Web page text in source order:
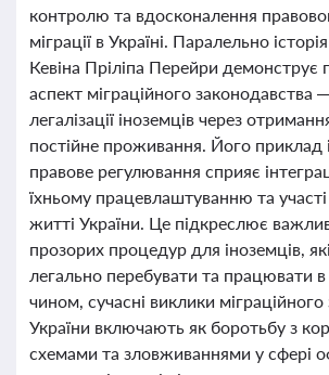
контролю та вдосконалення
міграції в Україні. Паралельно
Кевіна Пріліпа Перейри демонструє
аспект міграційного законодавства
легалізації іноземців через
постійне проживання. Його приклад
правове регулювання сприяє
їхньому працевлаштуванню та
житті України. Це підкреслює
прозорих процедур для іноземців,
легально перебувати та працювати в
чином, сучасні виклики
України включають як боротьбу з
схемами та зловживаннями у сфері